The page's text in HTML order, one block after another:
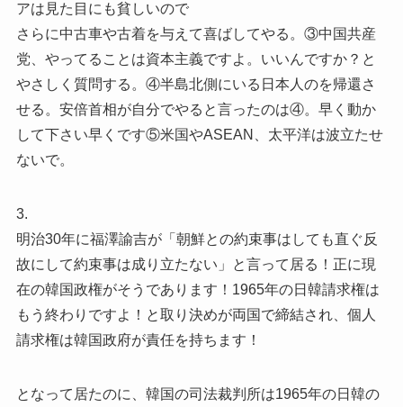
アは見た目にも貧しいので
さらに中古車や古着を与えて喜ばしてやる。③中国共産
党、やってることは資本主義ですよ。いいんですか？と
やさしく質問する。④半島北側にいる日本人のを帰還さ
せる。安倍首相が自分でやると言ったのは④。早く動か
して下さい早くです⑤米国やASEAN、太平洋は波立たせ
ないで。
3.
明治30年に福澤諭吉が「朝鮮との約束事はしても直ぐ反
故にして約束事は成り立たない」と言って居る！正に現
在の韓国政権がそうであります！1965年の日韓請求権は
もう終わりですよ！と取り決めが両国で締結され、個人
請求権は韓国政府が責任を持ちます！
となって居たのに、韓国の司法裁判所は1965年の日韓の